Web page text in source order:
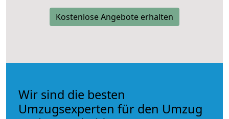
Kostenlose Angebote erhalten
Wir sind die besten
Umzugsexperten für den Umzug